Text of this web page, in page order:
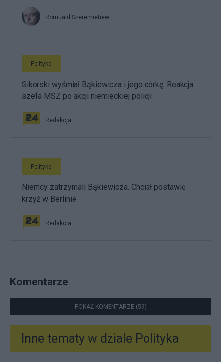
Romuald Szeremietiew
Polityka
Sikorski wyśmiał Bąkiewicza i jego córkę. Reakcja
szefa MSZ po akcji niemieckiej policji
Redakcja
Polityka
Niemcy zatrzymali Bąkiewicza. Chciał postawić
krzyż w Berlinie
Redakcja
Komentarze
POKAŻ KOMENTARZE (59)
Inne tematy w dziale Polityka